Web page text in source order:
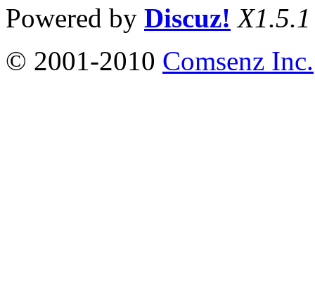
Powered by Discuz! X1.5.1
© 2001-2010 Comsenz Inc.